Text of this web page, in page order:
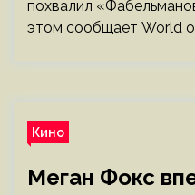
похвалил
этом сообщает World
Кино
Меган Фокс